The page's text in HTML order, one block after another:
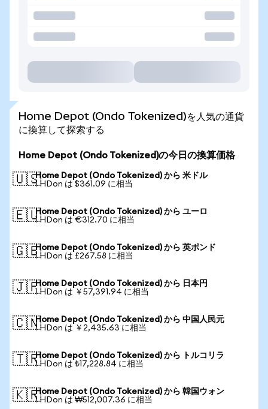
Home Depot (Ondo Tokenized)を人気の通貨
に換算して探索する
Home Depot (Ondo Tokenized)の今日の換算価格
🇺🇸Home Depot (Ondo Tokenized) から 米ドル
1 HDon は $361.09 に相当
🇪🇺Home Depot (Ondo Tokenized) から ユーロ
1 HDon は €312.70 に相当
🇬🇧Home Depot (Ondo Tokenized) から 英ポンド
1 HDon は £267.58 に相当
🇯🇵Home Depot (Ondo Tokenized) から 日本円
1 HDon は ￥57,391.94 に相当
🇨🇳Home Depot (Ondo Tokenized) から 中国人民元
1 HDon は ￥2,435.63 に相当
🇹🇷Home Depot (Ondo Tokenized) から トルコリラ
1 HDon は ₺17,228.84 に相当
🇰🇷Home Depot (Ondo Tokenized) から 韓国ウォン
1 HDon は ₩512,007.36 に相当